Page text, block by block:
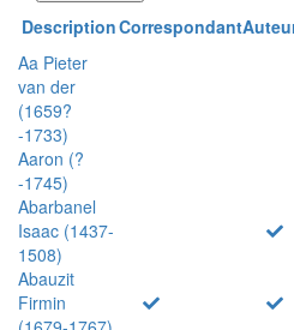
DescriptionCorrespondant
Aa Pieter
van der
(1659?
-1733)
Aaron (?
-1745)
Abarbanel
Isaac (1437-
1508)
Abauzit
Firmin